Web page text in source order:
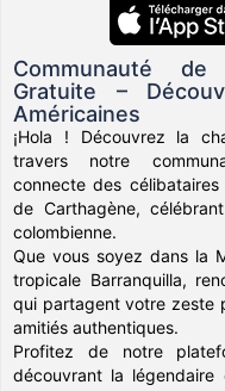
Communauté de
Gratuite –
Américaines
¡Hola ! Découvrez la
travers notre
connecte des
de Carthagène,
colombienne.
Que vous soyez dans la
tropicale Barranquilla,
qui partagent votre zeste
amitiés authentiques.
Profitez de notre
découvrant la légendaire